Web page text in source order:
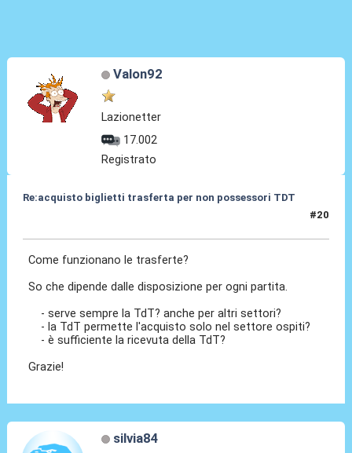
Valon92
Lazionetter
17.002
Registrato
Re:acquisto biglietti trasferta per non possessori TDT
#20
Come funzionano le trasferte?
So che dipende dalle disposizione per ogni partita.
- serve sempre la TdT? anche per altri settori?
- la TdT permette l'acquisto solo nel settore ospiti?
- è sufficiente la ricevuta della TdT?
Grazie!
silvia84